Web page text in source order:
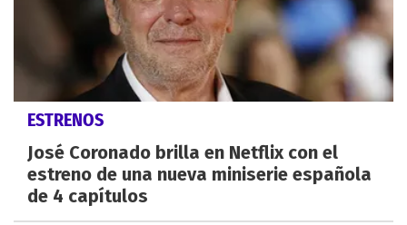
ESTRENOS
José Coronado brilla en Netflix con el
estreno de una nueva miniserie española
de 4 capítulos